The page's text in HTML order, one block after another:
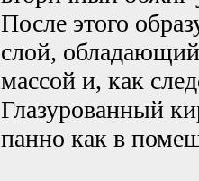
После этого
слой,
массой и, как
Глазурованный
панно как в